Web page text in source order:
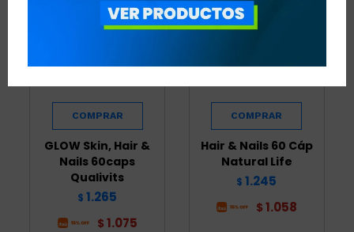
GLOW Skin, Hair &
Nails 60caps
Qualivits
$ 1.265
$ 1.075
Hair & Nails 60 Cáp
Natural Life
$ 1.245
$ 1.058